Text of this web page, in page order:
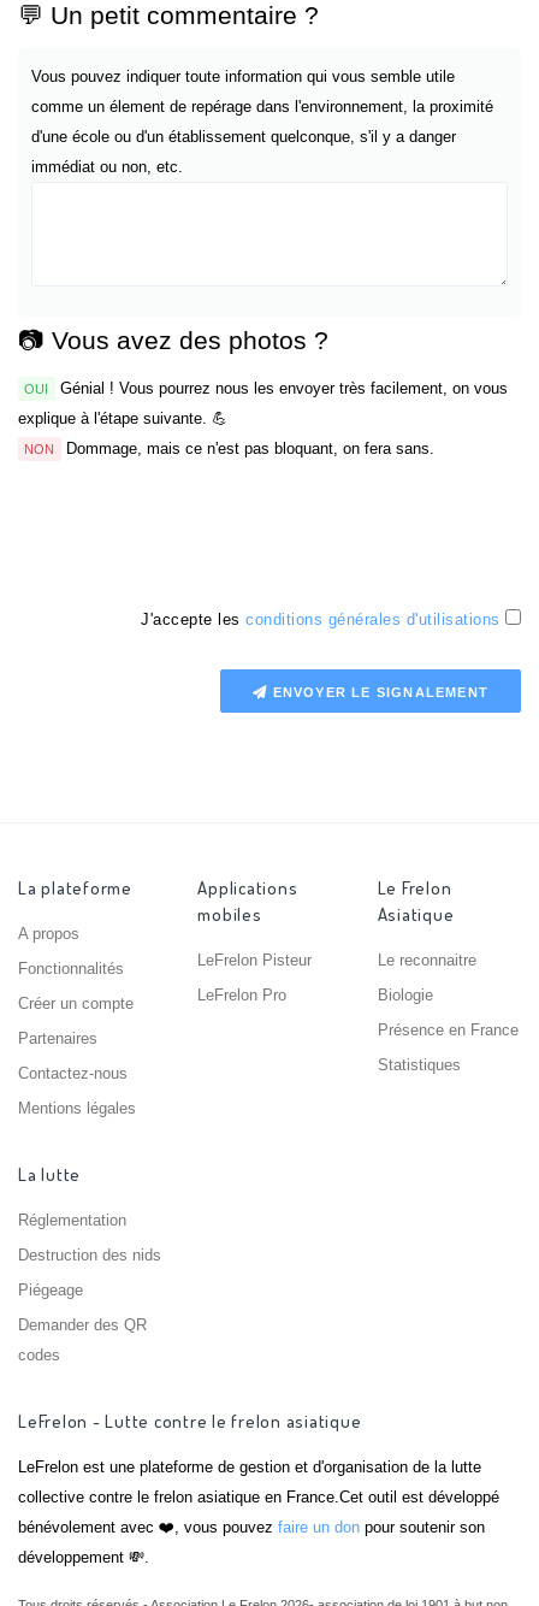
💬 Un petit commentaire ?
Vous pouvez indiquer toute information qui vous semble utile
comme un élement de repérage dans l'environnement, la proximité
d'une école ou d'un établissement quelconque, s'il y a danger
immédiat ou non, etc.
📷 Vous avez des photos ?
OUI
Génial ! Vous pourrez nous les envoyer très facilement, on vous
explique à l'étape suivante. 💪
NON Dommage, mais ce n'est pas bloquant, on fera sans.
J'accepte les conditions générales d'utilisations
ENVOYER LE SIGNALEMENT
La plateforme
A propos
Fonctionnalités
Créer un compte
Partenaires
Contactez-nous
Mentions légales
Applications
mobiles
LeFrelon Pisteur
LeFrelon Pro
Le Frelon
Asiatique
Le reconnaitre
Biologie
Présence en France
Statistiques
La lutte
Réglementation
Destruction des nids
Piégeage
Demander des QR
codes
LeFrelon - Lutte contre le frelon asiatique
LeFrelon est une plateforme de gestion et d'organisation de la lutte
collective contre le frelon asiatique en France.Cet outil est développé
bénévolement avec ❤️, vous pouvez faire un don pour soutenir son
développement 💸.